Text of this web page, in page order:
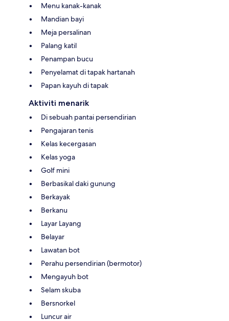
Menu kanak-kanak
Mandian bayi
Meja persalinan
Palang katil
Penampan bucu
Penyelamat di tapak hartanah
Papan kayuh di tapak
Aktiviti menarik
Di sebuah pantai persendirian
Pengajaran tenis
Kelas kecergasan
Kelas yoga
Golf mini
Berbasikal daki gunung
Berkayak
Berkanu
Layar Layang
Belayar
Lawatan bot
Perahu persendirian (bermotor)
Mengayuh bot
Selam skuba
Bersnorkel
Luncur air